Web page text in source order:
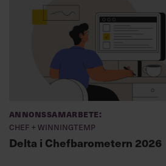
Annonssamarbete:
Chef + Winningtemp
Delta i Chefbarometern 2026